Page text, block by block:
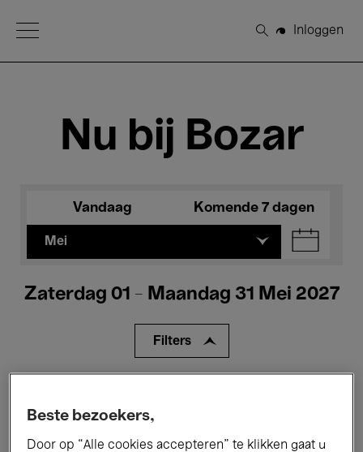
Open Menu
Zoeken
Inloggen
Nu bij Bozar
Vandaag Komende 7 dagen
Mei
Zaterdag 01 - Maandag 31 Mei 2027
Filters
Beste bezoekers,
Door op “Alle cookies accepteren” te klikken gaat u